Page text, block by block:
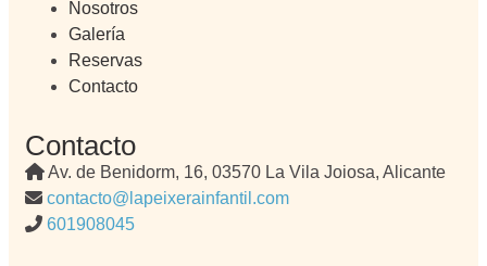
Nosotros
Galería
Reservas
Contacto
Contacto
Av. de Benidorm, 16, 03570 La Vila Joiosa, Alicante
contacto@lapeixerainfantil.com
601908045